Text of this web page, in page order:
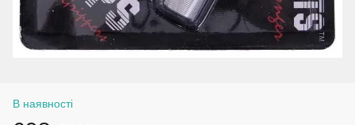
В наявності